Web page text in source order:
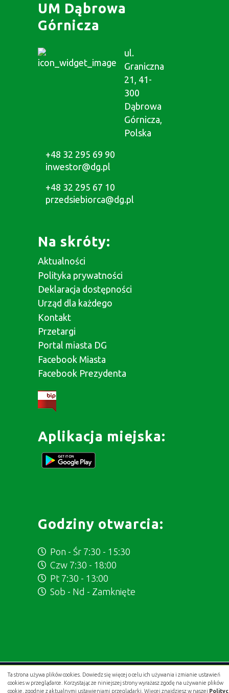
Ta strona używa plików cookies. Dowiedz się więcej o celu ich używania i zmianie ustawień
cookies w przeglądarce. Korzystając ze niniejszej strony wyrażasz zgodę na używanie plików
cookie, zgodnie z aktualnymi ustawieniami przeglądarki. Więcej znajdziesz w naszej
UM Dąbrowa
Górnicza
ul.
Graniczna
21, 41-
300
Dąbrowa
Górnicza,
Polska
+48 32 295 69 90
inwestor@dg.pl
+48 32 295 67 10
przedsiebiorca@dg.pl
Na skróty:
Aktualności
Polityka prywatności
Deklaracja dostępności
Urząd dla każdego
Kontakt
Przetargi
Portal miasta DG
Facebook Miasta
Facebook Prezydenta
Aplikacja miejska:
Godziny otwarcia:
Pon - Śr 7:30 - 15:30
Czw 7:30 - 18:00
Pt 7:30 - 13:00
Sob - Nd - Zamknięte
Projekt i wykonanie:.gold studio digital